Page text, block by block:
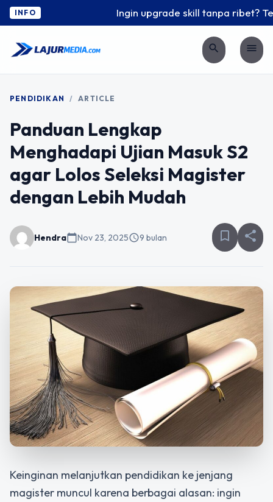
INFO Ingin upgrade skill tanpa ribet?
search menu
PENDIDIKAN / ARTICLE
Panduan Lengkap
Menghadapi Ujian Masuk S2
agar Lolos Seleksi Magister
dengan Lebih Mudah
Hendracalendar_todayNov 23, 2025schedule9 bulan bookmark_border share
Keinginan melanjutkan pendidikan ke jenjang
magister muncul karena berbagai alasan: ingin